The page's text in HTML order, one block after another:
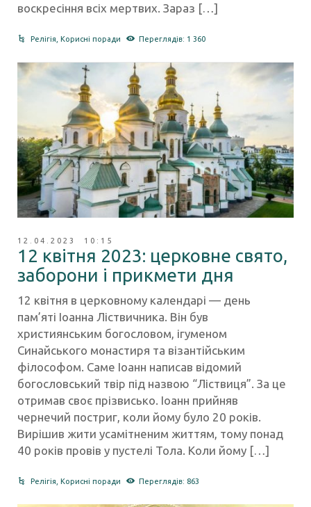
воскресіння всіх мертвих. Зараз […]
Релігія ,Корисні поради Переглядів: 1 360
12.04.2023 10:15
12 квітня 2023: церковне свято,
заборони і прикмети дня
12 квітня в церковному календарі — день
пам’яті Іоанна Ліствичника. Він був
християнським богословом, ігуменом
Синайського монастиря та візантійським
філософом. Саме Іоанн написав відомий
богословський твір під назвою “Ліствиця”. За це
отримав своє прізвисько. Іоанн прийняв
чернечий постриг, коли йому було 20 років.
Вирішив жити усамітненим життям, тому понад
40 років провів у пустелі Тола. Коли йому […]
Релігія ,Корисні поради Переглядів: 863